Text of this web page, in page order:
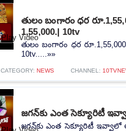
తులం బంగారం ధర
1,55,000.| 10tv
తులం బంగారం ధర
10tv.....»»
CATEGORY: NEWS CHANNEL:
జగన్‌కు ఎంత సెక్యూరిటీ
జగన్‌కు ఎంత సెక్యూరిటీ ఇవ్వాలో